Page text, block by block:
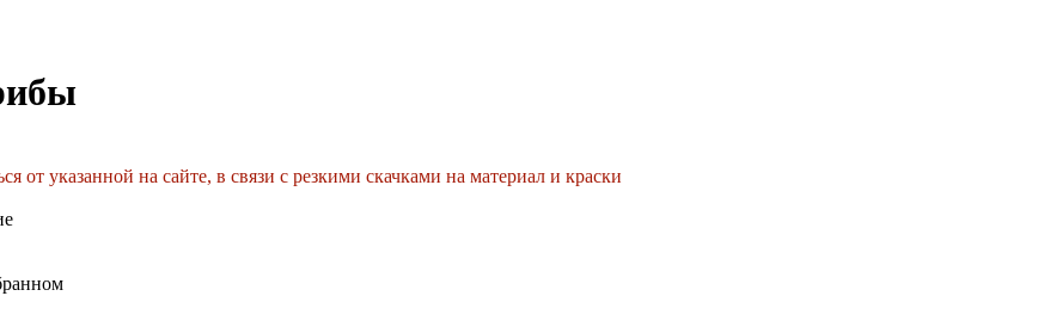
от указанной на сайте, в связи с резкими скачками на материал и краски